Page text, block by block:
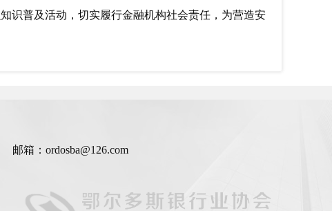
识普及活动，切实履行金融机构社会责任，为营造安
箱：ordosba@126.com